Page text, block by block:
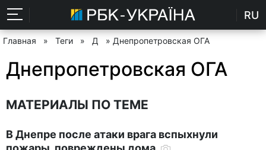
RU
Главная » Теги » Д » Днепропетровская ОГА
Днепропетровская ОГА
МАТЕРИАЛЫ ПО ТЕМЕ
В Днепре после атаки врага вспыхнули